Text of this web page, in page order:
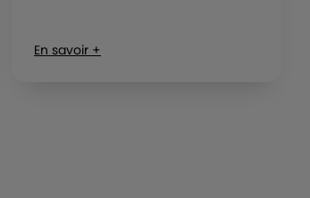
En savoir +